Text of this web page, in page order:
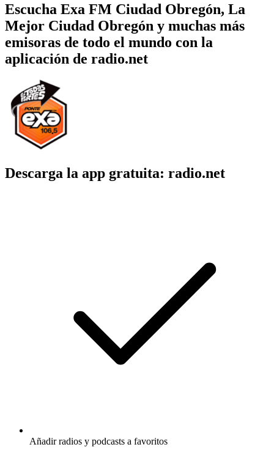
Escucha Exa FM Ciudad Obregón, La
Mejor Ciudad Obregón y muchas más
emisoras de todo el mundo con la
aplicación de radio.net
Descarga la app gratuita: radio.net
Añadir radios y podcasts a favoritos